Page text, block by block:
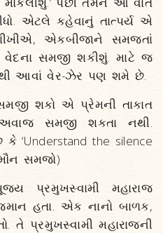
એટલે કહેવાનું તાત્પર્ય એ
એકબીજાને સમજતાં
સમજી શકીશું. માટે જ
આવાં વેર-ઝેર પણ શમે છે.
શકો એ પ્રેમની તાકાત
સમજી શકતા નથી.
‘Understand the silence
સમજો)
પ્રમુખસ્વામી મહારાજ
હતા. એક નાનો બાળક,
તે પ્રમુખસ્વામી મહારાજની